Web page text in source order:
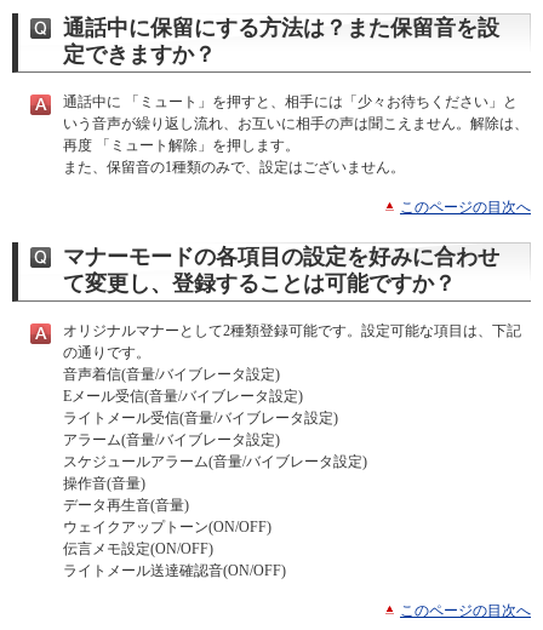
通話中に保留にする方法は？また保留音を設
定できますか？
通話中に 「ミュート」を押すと、相手には「少々お待ちください」と
いう音声が繰り返し流れ、お互いに相手の声は聞こえません。解除は、
再度 「ミュート解除」を押します。
また、保留音の1種類のみで、設定はございません。
このページの目次へ
マナーモードの各項目の設定を好みに合わせ
て変更し、登録することは可能ですか？
オリジナルマナーとして2種類登録可能です。設定可能な項目は、下記
の通りです。
音声着信(音量/バイブレータ設定)
Eメール受信(音量/バイブレータ設定)
ライトメール受信(音量/バイブレータ設定)
アラーム(音量/バイブレータ設定)
スケジュールアラーム(音量/バイブレータ設定)
操作音(音量)
データ再生音(音量)
ウェイクアップトーン(ON/OFF)
伝言メモ設定(ON/OFF)
ライトメール送達確認音(ON/OFF)
このページの目次へ